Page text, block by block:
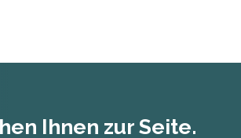
Ihnen zur Seite.